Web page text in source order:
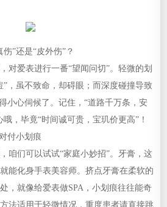
”还是“皮外伤”？
爱表进行一番“望闻问切”。轻微的划
”，虽不致命，却碍眼；而深度碰撞导致
小心伺候了。记住，“道路千万条，安
，毕竟“时间诚可贵，宝玑价更高”！
小划痕
们可以试试“家庭小妙招”。牙膏，这
能化身手表美容师。挤点牙膏在柔软的
，就像给爱表做SPA，小划痕往往能奇
法适用于轻微情况，重度患者请直接跳